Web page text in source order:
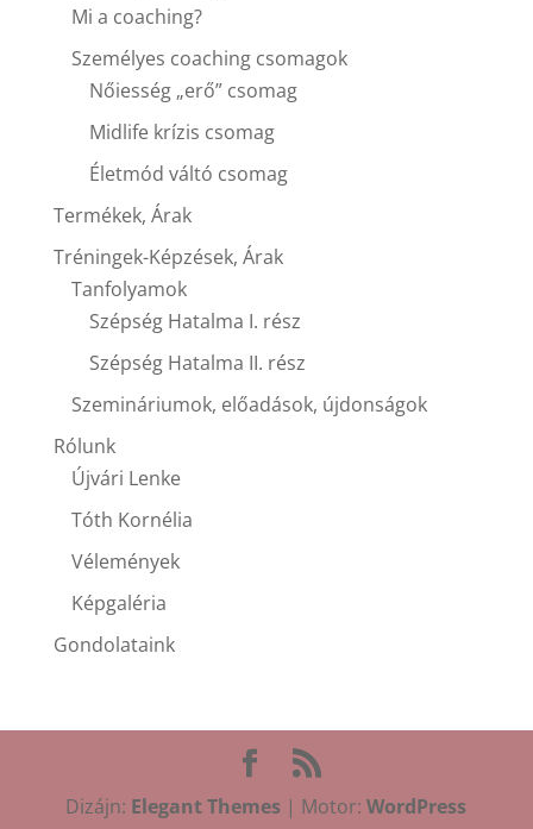
Mi a coaching?
Személyes coaching csomagok
Nőiesség „erő” csomag
Midlife krízis csomag
Életmód váltó csomag
Termékek, Árak
Tréningek-Képzések, Árak
Tanfolyamok
Szépség Hatalma I. rész
Szépség Hatalma II. rész
Szemináriumok, előadások, újdonságok
Rólunk
Újvári Lenke
Tóth Kornélia
Vélemények
Képgaléria
Gondolataink
Dizájn: Elegant Themes | Motor:WordPress